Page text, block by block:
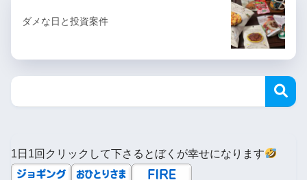
ダメな日と投資案件
1日1回クリックして下さるとぼくが幸せになります